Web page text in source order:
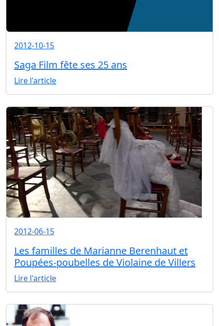
2012-10-15
Saga Film fête ses 25 ans
Lire l'article
2012-06-15
Les familles de Marianne Berenhaut et
Poupées-poubelles de Violaine de Villers
Lire l'article